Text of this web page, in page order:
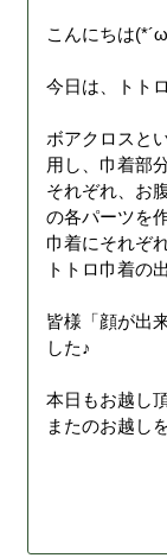
こんにちは
今日は、トト
ボアクロスと
用し、巾着部
それぞれ、お
の各パーツを
巾着にそれぞ
トトロ巾着の
皆様「顔が出
した♪
本日もお越し
またのお越し